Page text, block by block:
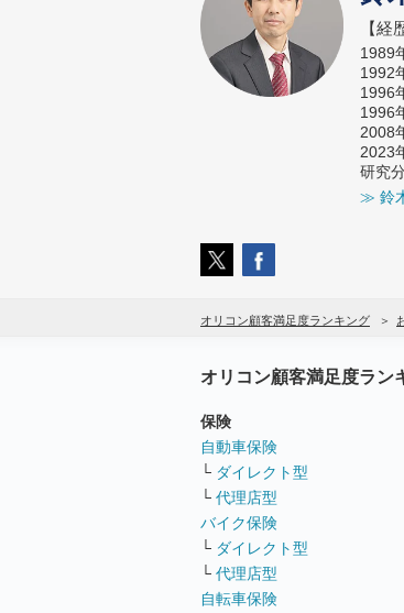
【経
1989
1992
1996
1996
2008
2023
研究
≫ 鈴
オリコン顧客満足度ランキング
オリコン顧客満足度ラン
保険
自動車保険
└ ダイレクト型
└ 代理店型
バイク保険
└ ダイレクト型
└ 代理店型
自転車保険